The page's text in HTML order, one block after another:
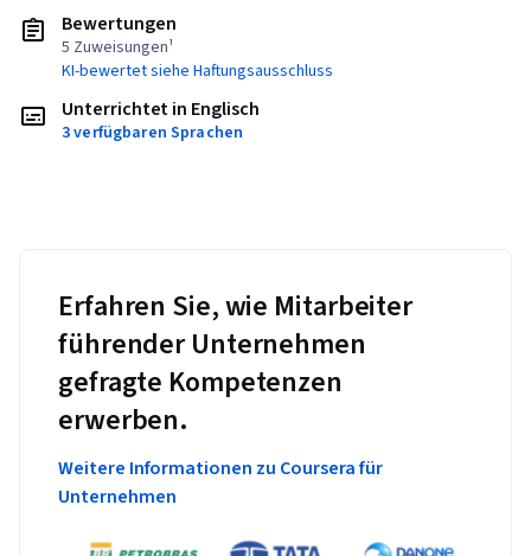
Bewertungen
5 Zuweisungen¹
KI-bewertet siehe Haftungsausschluss
Unterrichtet in Englisch
3 verfügbaren Sprachen
Erfahren Sie, wie Mitarbeiter
führender Unternehmen
gefragte Kompetenzen
erwerben.
Weitere Informationen zu Coursera für
Unternehmen